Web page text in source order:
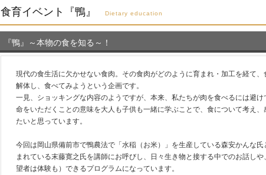
食育イベント『鴨』 Dietary education
『鴨』～本物の食を知る～！
現代の食生活に欠かせない食肉。その食肉がどのように育まれ・加工を経て
解体し、食べてみようという企画です。
一見、ショッキングな内容のようですが、本来、私たちが肉を食べるには避け
命をいただくことの意味を大人も子供も一緒に学ぶことで、食について考え
たいと思っています。
今回は岡山県備前市で鴨農法で「水稲（お米）」を生産している森安かんな
まれている末藤寛之氏を講師にお呼びし、日々生き物と接する中でのお話し
望者は体験も）できるプログラムになっています。